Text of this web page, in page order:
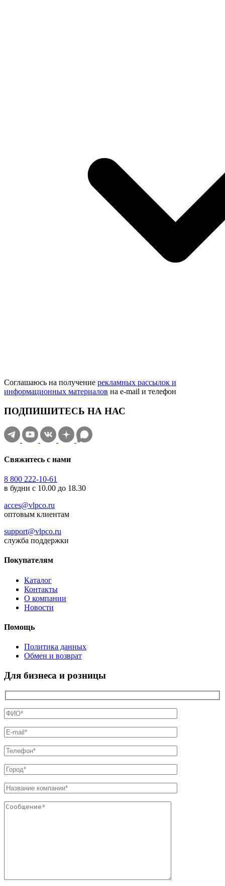
Соглашаюсь на получение рекламных рассылок и
информационных материалов на e‑mail и телефон
ПОДПИШИТЕСЬ НА НАС
Свяжитесь с нами
8 800 222-10-61
в будни с 10.00 до 18.30
acces@vlpco.ru
оптовым клиентам
support@vlpco.ru
служба поддержки
Покупателям
Каталог
Контакты
О компании
Новости
Помощь
Политика данных
Обмен и возврат
Для бизнеса и розницы